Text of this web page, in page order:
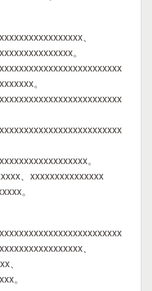
、
。
。
。
、xxxxxxxxxxxxxxx
。
、
、
。